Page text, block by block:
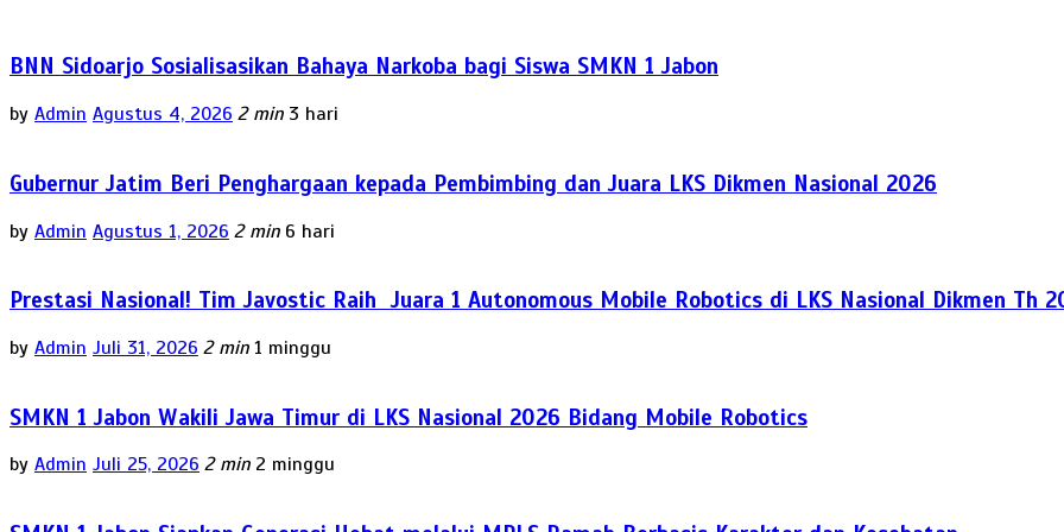
BNN Sidoarjo Sosialisasikan Bahaya Narkoba bagi Siswa SMKN 1 Jabon
by Admin Agustus 4, 2026 2 min 3 hari
Gubernur Jatim Beri Penghargaan kepada Pembimbing dan Juara LKS Dikmen Nasional 2026
by Admin Agustus 1, 2026 2 min 6 hari
Prestasi Nasional! Tim Javostic Raih Juara 1 Autonomous Mobile Robotics di LKS Nasional Dikmen Th
by Admin Juli 31, 2026 2 min 1 minggu
SMKN 1 Jabon Wakili Jawa Timur di LKS Nasional 2026 Bidang Mobile Robotics
by Admin Juli 25, 2026 2 min 2 minggu